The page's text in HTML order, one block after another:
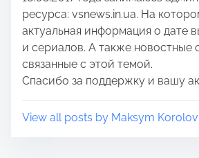
:
ресурса: vsnews.in.ua. На
актуальная информация о дате
и сериалов. А также новостные
связанные с этой темой.
Спасибо за поддержку и вашу
View all posts by Maksym Korolov